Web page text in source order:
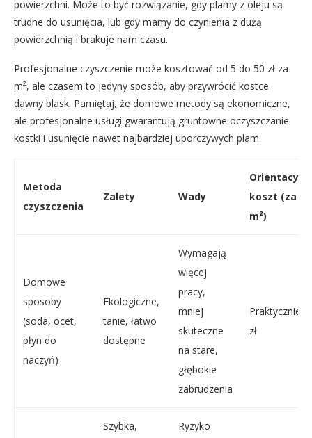
powierzchni. Może to być rozwiązanie, gdy plamy z oleju są
trudne do usunięcia, lub gdy mamy do czynienia z dużą
powierzchnią i brakuje nam czasu.
Profesjonalne czyszczenie może kosztować od 5 do 50 zł za
m², ale czasem to jedyny sposób, aby przywrócić kostce
dawny blask. Pamiętaj, że domowe metody są ekonomiczne,
ale profesjonalne usługi gwarantują gruntowne oczyszczanie
kostki i usunięcie nawet najbardziej uporczywych plam.
Metoda
czyszczenia
Zalety Wady
koszt (za
m²)
Domowe
sposoby
(soda, ocet,
płyn do
naczyń)
Ekologiczne,
tanie, łatwo
dostępne
Wymagają
więcej
pracy,
mniej
skuteczne
na stare,
głębokie
zabrudzenia
Praktycznie 0
zł
Szybka,
Ryzyko